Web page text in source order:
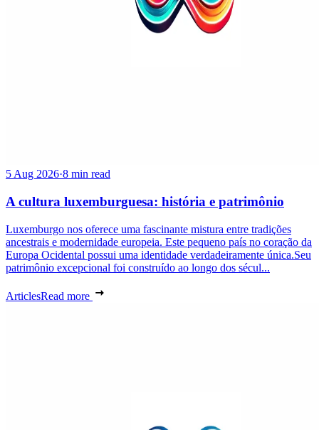
5 Aug 2026·8 min read
A cultura luxemburguesa: história e patrimônio
Luxemburgo nos oferece uma fascinante mistura entre tradições
ancestrais e modernidade europeia. Este pequeno país no coração da
Europa Ocidental possui uma identidade verdadeiramente única.Seu
patrimônio excepcional foi construído ao longo dos sécul...
ArticlesRead more